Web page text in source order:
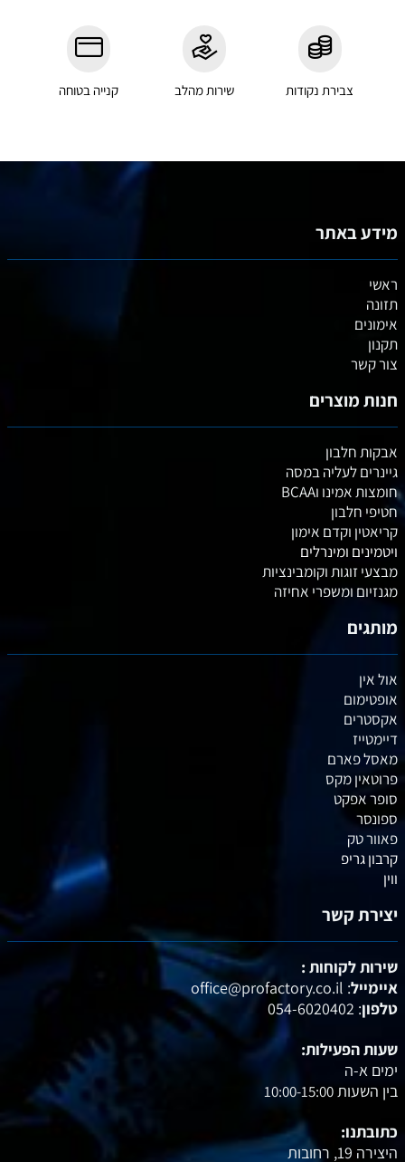
צבירת נקודות שירות מהלב קנייה בטוחה
מידע באתר
ראשי
תזונה
אימונים
תקנון
צור קשר
חנות מוצרים
אבקות חלבון
גיינרים לעליה במסה
חומצות אמינו וBCAA
חטיפי חלבון
קריאטין וקדם אימון
ויטמינים ומינרלים
מבצעי זוגות וקומבינציות
מגנזיום ומשפרי אחיזה
מותגים
אול אין
אופטימום
אקסטרים
דיימטייז
מאסל פארם
פרוטאין מקס
סופר אפקט
ספונסר
פאוור טק
קרבון גריפ
ווין
יצירת קשר
שירות לקוחות :
איימייל: office@profactory.co.il
טלפון: 054-6020402
שעות הפעילות:
ימים א-ה
בין השעות10:00-15:00
כתובתנו:
היצירה 19, רחובות